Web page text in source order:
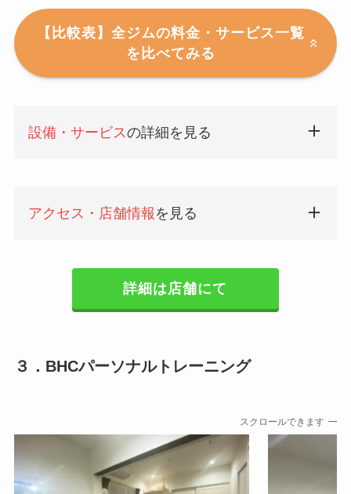
【比較表】全ジムの料金・サービス一覧
を比べてみる
設備・サービスの詳細を見る
アクセス・店舗情報 を見る
詳細は店舗にて
３．BHCパーソナルトレーニング
スクロールできます